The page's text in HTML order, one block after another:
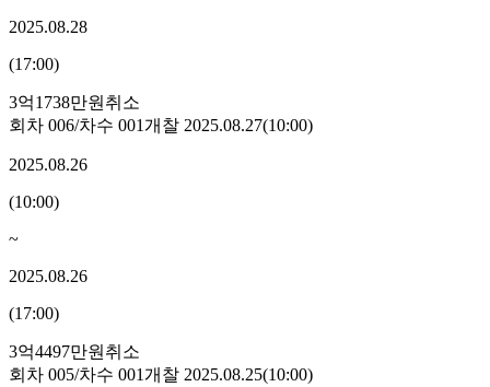
2025.08.28
(17:00)
3억1738만원 취소
회차 006/차수 001개찰 2025.08.27(10:00)
2025.08.26
(10:00)
~
2025.08.26
(17:00)
3억4497만원 취소
회차 005/차수 001개찰 2025.08.25(10:00)